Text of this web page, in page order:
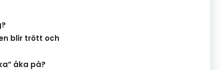
blir trött och
åka på?